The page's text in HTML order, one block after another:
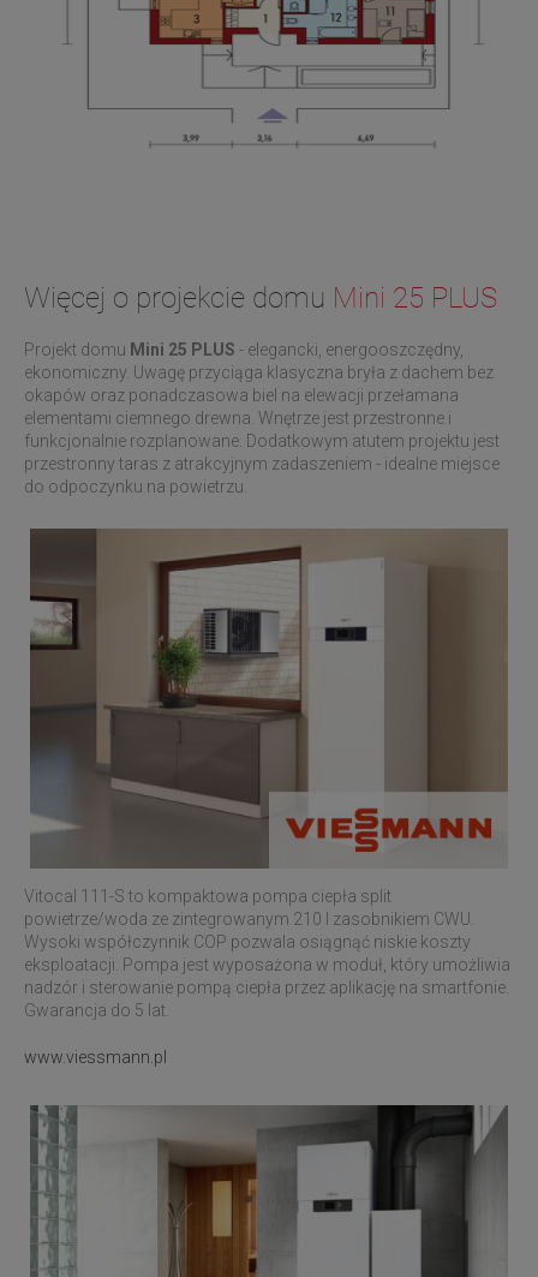
Więcej o projekcie domu Mini 25 PLUS
Projekt domu Mini 25 PLUS - elegancki, energooszczędny,
ekonomiczny. Uwagę przyciąga klasyczna bryła z dachem bez
okapów oraz ponadczasowa biel na elewacji przełamana
elementami ciemnego drewna. Wnętrze jest przestronne i
funkcjonalnie rozplanowane. Dodatkowym atutem projektu jest
przestronny taras z atrakcyjnym zadaszeniem - idealne miejsce
do odpoczynku na powietrzu.
Vitocal 111-S to kompaktowa pompa ciepła split
powietrze/woda ze zintegrowanym 210 l zasobnikiem CWU.
Wysoki współczynnik COP pozwala osiągnąć niskie koszty
eksploatacji. Pompa jest wyposażona w moduł, który umożliwia
nadzór i sterowanie pompą ciepła przez aplikację na smartfonie.
Gwarancja do 5 lat.
www.viessmann.pl